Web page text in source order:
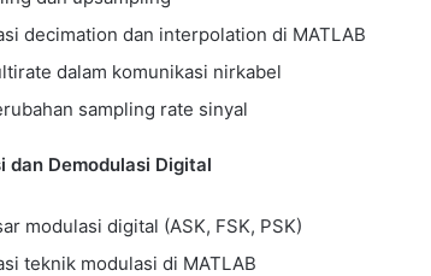
decimation dan interpolation di MATLAB
dalam komunikasi nirkabel
sampling rate sinyal
dan Demodulasi Digital
modulasi digital (ASK, FSK, PSK)
teknik modulasi di MATLAB